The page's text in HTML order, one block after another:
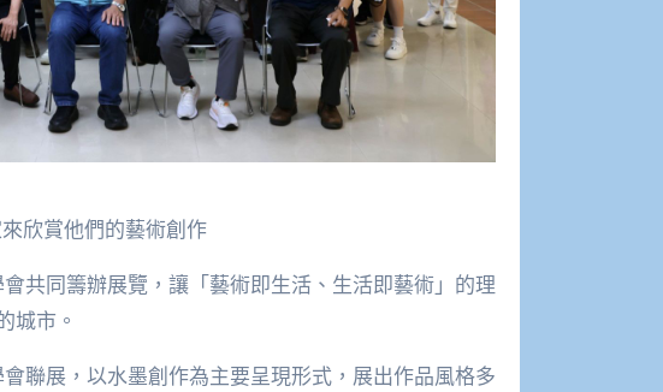
欣賞他們的藝術創作
共同籌辦展覽，讓「藝術即生活、生活即藝術」的理
城市。
聯展，以水墨創作為主要呈現形式，展出作品風格多